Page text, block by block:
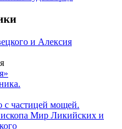
и Алексия
с частицей мощей.
Мир Ликийских и